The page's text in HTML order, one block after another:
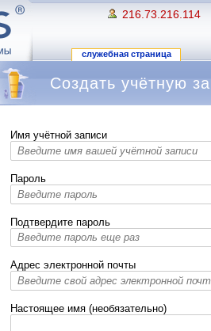
216.73.216.114
служебная страница
Создать учётную
Имя учётной записи
Пароль
Подтвердите пароль
Адрес электронной почты
Настоящее имя (необязательно)